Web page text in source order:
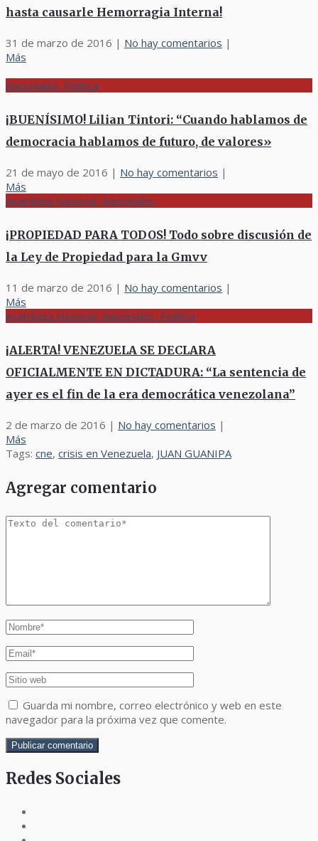
hasta causarle Hemorragia Interna!
31 de marzo de 2016 | No hay comentarios |
Más
Nacionales, Política
¡BUENÍSIMO! Lilian Tintori: “Cuando hablamos de
democracia hablamos de futuro, de valores»
21 de mayo de 2016 | No hay comentarios |
Más
Asamblea Nacional, Nacionales
¡PROPIEDAD PARA TODOS! Todo sobre discusión de
la Ley de Propiedad para la Gmvv
11 de marzo de 2016 | No hay comentarios |
Más
Asamblea Nacional, Nacionales, Política
¡ALERTA! VENEZUELA SE DECLARA
OFICIALMENTE EN DICTADURA: “La sentencia de
ayer es el fin de la era democrática venezolana”
2 de marzo de 2016 | No hay comentarios |
Más
Tags: cne, crisis en Venezuela, JUAN GUANIPA
Agregar comentario
Guarda mi nombre, correo electrónico y web en este
navegador para la próxima vez que comente.
Redes Sociales